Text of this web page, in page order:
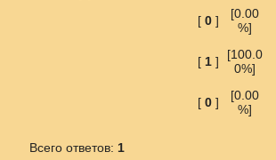
[ 0]
[0.00
%]
[ 1]
[100.0
0%]
[ 0]
[0.00
%]
Всего ответов: 1